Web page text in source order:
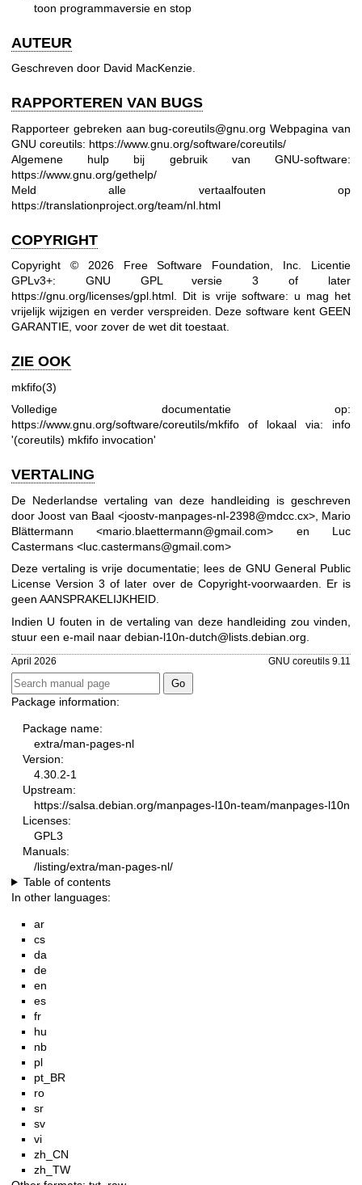
toon programmaversie en stop
AUTEUR
Geschreven door David MacKenzie.
RAPPORTEREN VAN BUGS
Rapporteer gebreken aan bug-coreutils@gnu.orgWebpagina van
GNU coreutils: https://www.gnu.org/software/coreutils/
Algemene hulp bij gebruik van GNU-software:
https://www.gnu.org/gethelp/
Meld alle vertaalfouten op
https://translationproject.org/team/nl.html
COPYRIGHT
Copyright © 2026 Free Software Foundation, Inc. Licentie
GPLv3+: GNU GPL versie 3 of later
https://gnu.org/licenses/gpl.html. Dit is vrije software: u mag het
vrijelijk wijzigen en verder verspreiden. Deze software kent GEEN
GARANTIE, voor zover de wet dit toestaat.
ZIE OOK
mkfifo(3)
Volledige documentatie op:
https://www.gnu.org/software/coreutils/mkfifo
of lokaal via: info
'(coreutils) mkfifo invocation'
VERTALING
De Nederlandse vertaling van deze handleiding is geschreven
door Joost van Baal <joostv-manpages-nl-2398@mdcc.cx>, Mario
Blättermann <mario.blaettermann@gmail.com> en Luc
Castermans <luc.castermans@gmail.com>
Deze vertaling is vrije documentatie; lees de GNU General Public
License Version 3 of later over de Copyright-voorwaarden. Er is
geen AANSPRAKELIJKHEID.
Indien U fouten in de vertaling van deze handleiding zou vinden,
stuur een e-mail naar debian-l10n-dutch@lists.debian.org
April 2026 GNU coreutils 9.11
Package information:
Package name:
extra/man-pages-nl
Version:
4.30.2-1
Upstream:
https://salsa.debian.org/manpages-l10n-team/manpages-l10n
Licenses:
GPL3
Manuals:
/listing/extra/man-pages-nl/
Table of contents
In other languages:
ar
cs
da
de
en
es
fr
hu
nb
pl
pt_BR
ro
sr
sv
vi
zh_CN
zh_TW